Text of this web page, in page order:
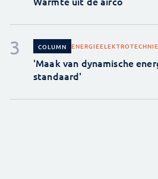
COLUMN ENERGIE
'Maak van dynamische
standaard'